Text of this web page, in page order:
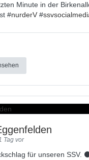
Minute in der
#nurderV #
Tag vor
für unseren SSV.